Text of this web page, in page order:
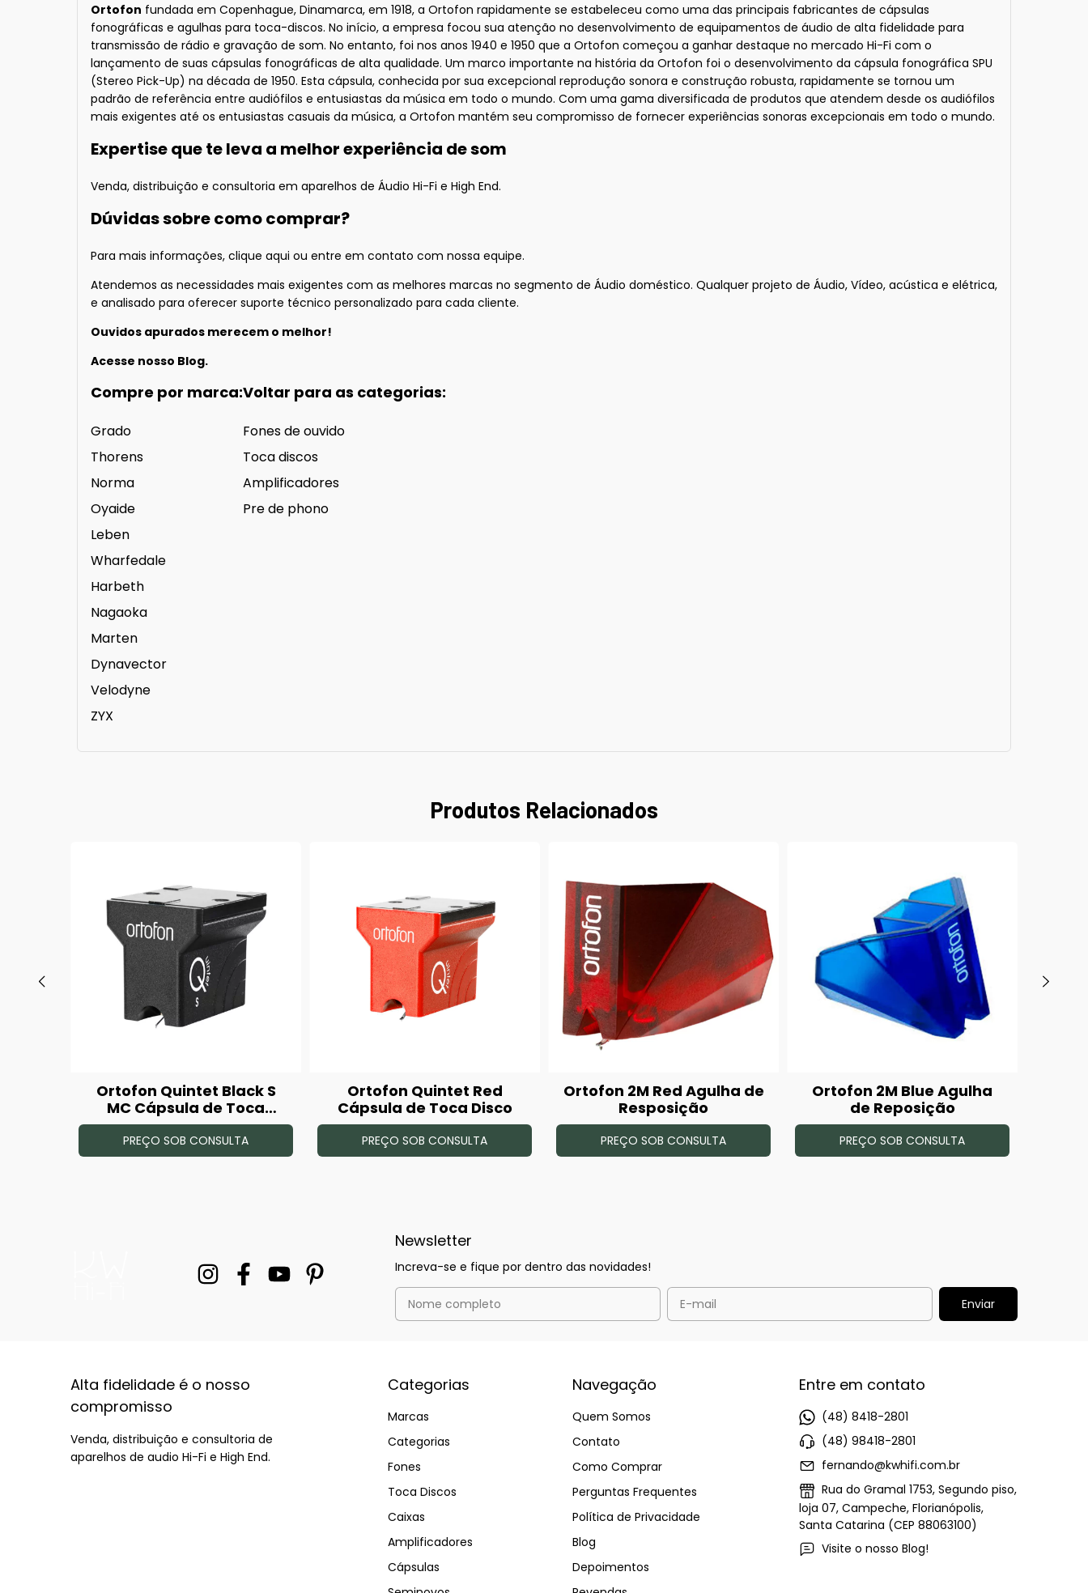
Ortofon fundada em Copenhague, Dinamarca, em 1918, a Ortofon rapidamente se estabeleceu como uma das principais fabricantes de cápsulas
fonográficas e agulhas para toca-discos. No início, a empresa focou sua atenção no desenvolvimento de equipamentos de áudio de alta fidelidade para
transmissão de rádio e gravação de som. No entanto, foi nos anos 1940 e 1950 que a Ortofon começou a ganhar destaque no mercado Hi-Fi com o
lançamento de suas cápsulas fonográficas de alta qualidade. Um marco importante na história da Ortofon foi o desenvolvimento da cápsula fonográfica SPU
(Stereo Pick-Up) na década de 1950. Esta cápsula, conhecida por sua excepcional reprodução sonora e construção robusta, rapidamente se tornou um
padrão de referência entre audiófilos e entusiastas da música em todo o mundo. Com uma gama diversificada de produtos que atendem desde os audiófilos
mais exigentes até os entusiastas casuais da música, a Ortofon mantém seu compromisso de fornecer experiências sonoras excepcionais em todo o mundo.
Expertise que te leva a melhor experiência de som
Venda, distribuição e consultoria em aparelhos de Áudio Hi-Fi e High End.
Dúvidas sobre como comprar?
Para mais informações, clique aqui ou entre em contato com nossa equipe.
Atendemos as necessidades mais exigentes com as melhores marcas no segmento de Áudio doméstico. Qualquer projeto de Áudio, Vídeo, acústica e elétrica,
e analisado para oferecer suporte técnico personalizado para cada cliente.
Ouvidos apurados merecem o melhor!
Acesse nosso Blog.
Compre por marca:
Grado
Thorens
Norma
Oyaide
Leben
Wharfedale
Harbeth
Nagaoka
Marten
Dynavector
Velodyne
ZYX
Voltar para as categorias:
Fones de ouvido
Toca discos
Amplificadores
Pre de phono
Produtos Relacionados
Ortofon Quintet Black S
MC Cápsula de Toca
Disco
PREÇO SOB CONSULTA
Ortofon Quintet Red
Cápsula de Toca Disco
PREÇO SOB CONSULTA
Ortofon 2M Red Agulha de
Resposição
PREÇO SOB CONSULTA
Ortofon 2M Blue Agulha
de Reposição
PREÇO SOB CONSULTA
Newsletter
Increva-se e fique por dentro das novidades!
Alta fidelidade é o nosso
compromisso
Venda, distribuição e consultoria de
aparelhos de audio Hi-Fi e High End.
Categorias
Marcas
Categorias
Fones
Toca Discos
Caixas
Amplificadores
Cápsulas
Navegação
Quem Somos
Contato
Como Comprar
Perguntas Frequentes
Política de Privacidade
Blog
Depoimentos
Entre em contato
(48) 8418-2801
(48) 98418-2801
fernando@kwhifi.com.br
Rua do Gramal 1753, Segundo piso,
loja 07, Campeche, Florianópolis,
Santa Catarina (CEP 88063100)
Visite o nosso Blog!